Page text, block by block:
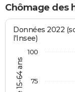
Chômage des
Données 2022
l'Insee)
75
100